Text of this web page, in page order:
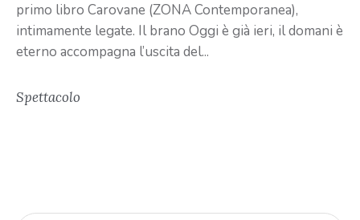
primo libro Carovane (ZONA Contemporanea),
intimamente legate. Il brano Oggi è già ieri, il domani è
eterno accompagna l’uscita del...
Spettacolo